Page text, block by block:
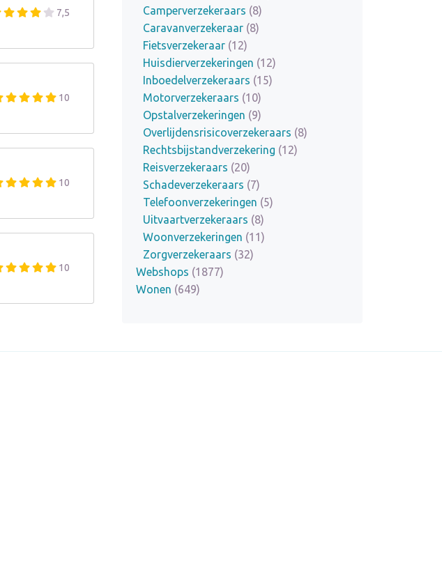
7,5
10
10
10
Camperverzekeraars (8)
Caravanverzekeraar (8)
Fietsverzekeraar (12)
Huisdierverzekeringen (12)
Inboedelverzekeraars (15)
Motorverzekeraars (10)
Opstalverzekeringen (9)
Overlijdensrisicoverzekeraars (8)
Rechtsbijstandverzekering (12)
Reisverzekeraars (20)
Schadeverzekeraars (7)
Telefoonverzekeringen (5)
Uitvaartverzekeraars (8)
Woonverzekeringen (11)
Zorgverzekeraars (32)
Webshops (1877)
Wonen (649)